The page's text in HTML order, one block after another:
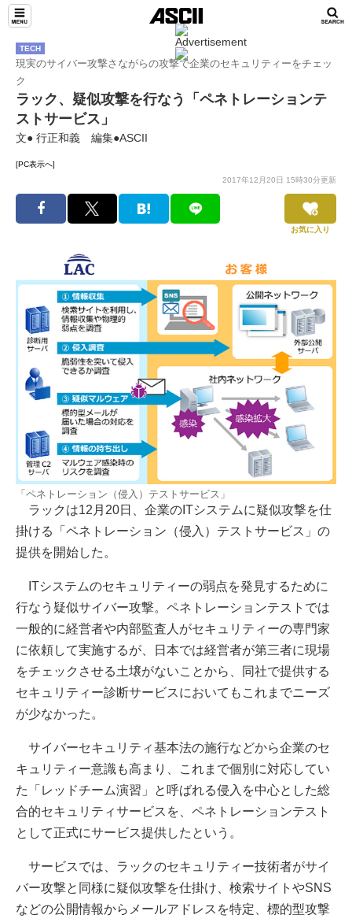
TECH
現実のサイバー攻撃さながらの攻撃で企業のセキュリティーをチェッ
ク
ラック、疑似攻撃を行なう「ペネトレーションテ
ストサービス」
文● 行正和義 編集●ASCII
[PC表示へ]
2017年12月20日 15時30分更新
お気に入り
「ペネトレーション（侵入）テストサービス」
ラックは12月20日、企業のITシステムに疑似攻撃を仕
掛ける「ペネトレーション（侵入）テストサービス」の
提供を開始した。
ITシステムのセキュリティーの弱点を発見するために
行なう疑似サイバー攻撃。ペネトレーションテストでは
一般的に経営者や内部監査人がセキュリティーの専門家
に依頼して実施するが、日本では経営者が第三者に現場
をチェックさせる土壌がないことから、同社で提供する
セキュリティー診断サービスにおいてもこれまでニーズ
が少なかった。
サイバーセキュリティ基本法の施行などから企業のセ
キュリティー意識も高まり、これまで個別に対応してい
た「レッドチーム演習」と呼ばれる侵入を中心とした総
合的セキュリティサービスを、ペネトレーションテスト
として正式にサービス提供したという。
サービスでは、ラックのセキュリティー技術者がサイ
バー攻撃と同様に疑似攻撃を仕掛け、検索サイトやSNS
などの公開情報からメールアドレスを特定、標的型攻撃